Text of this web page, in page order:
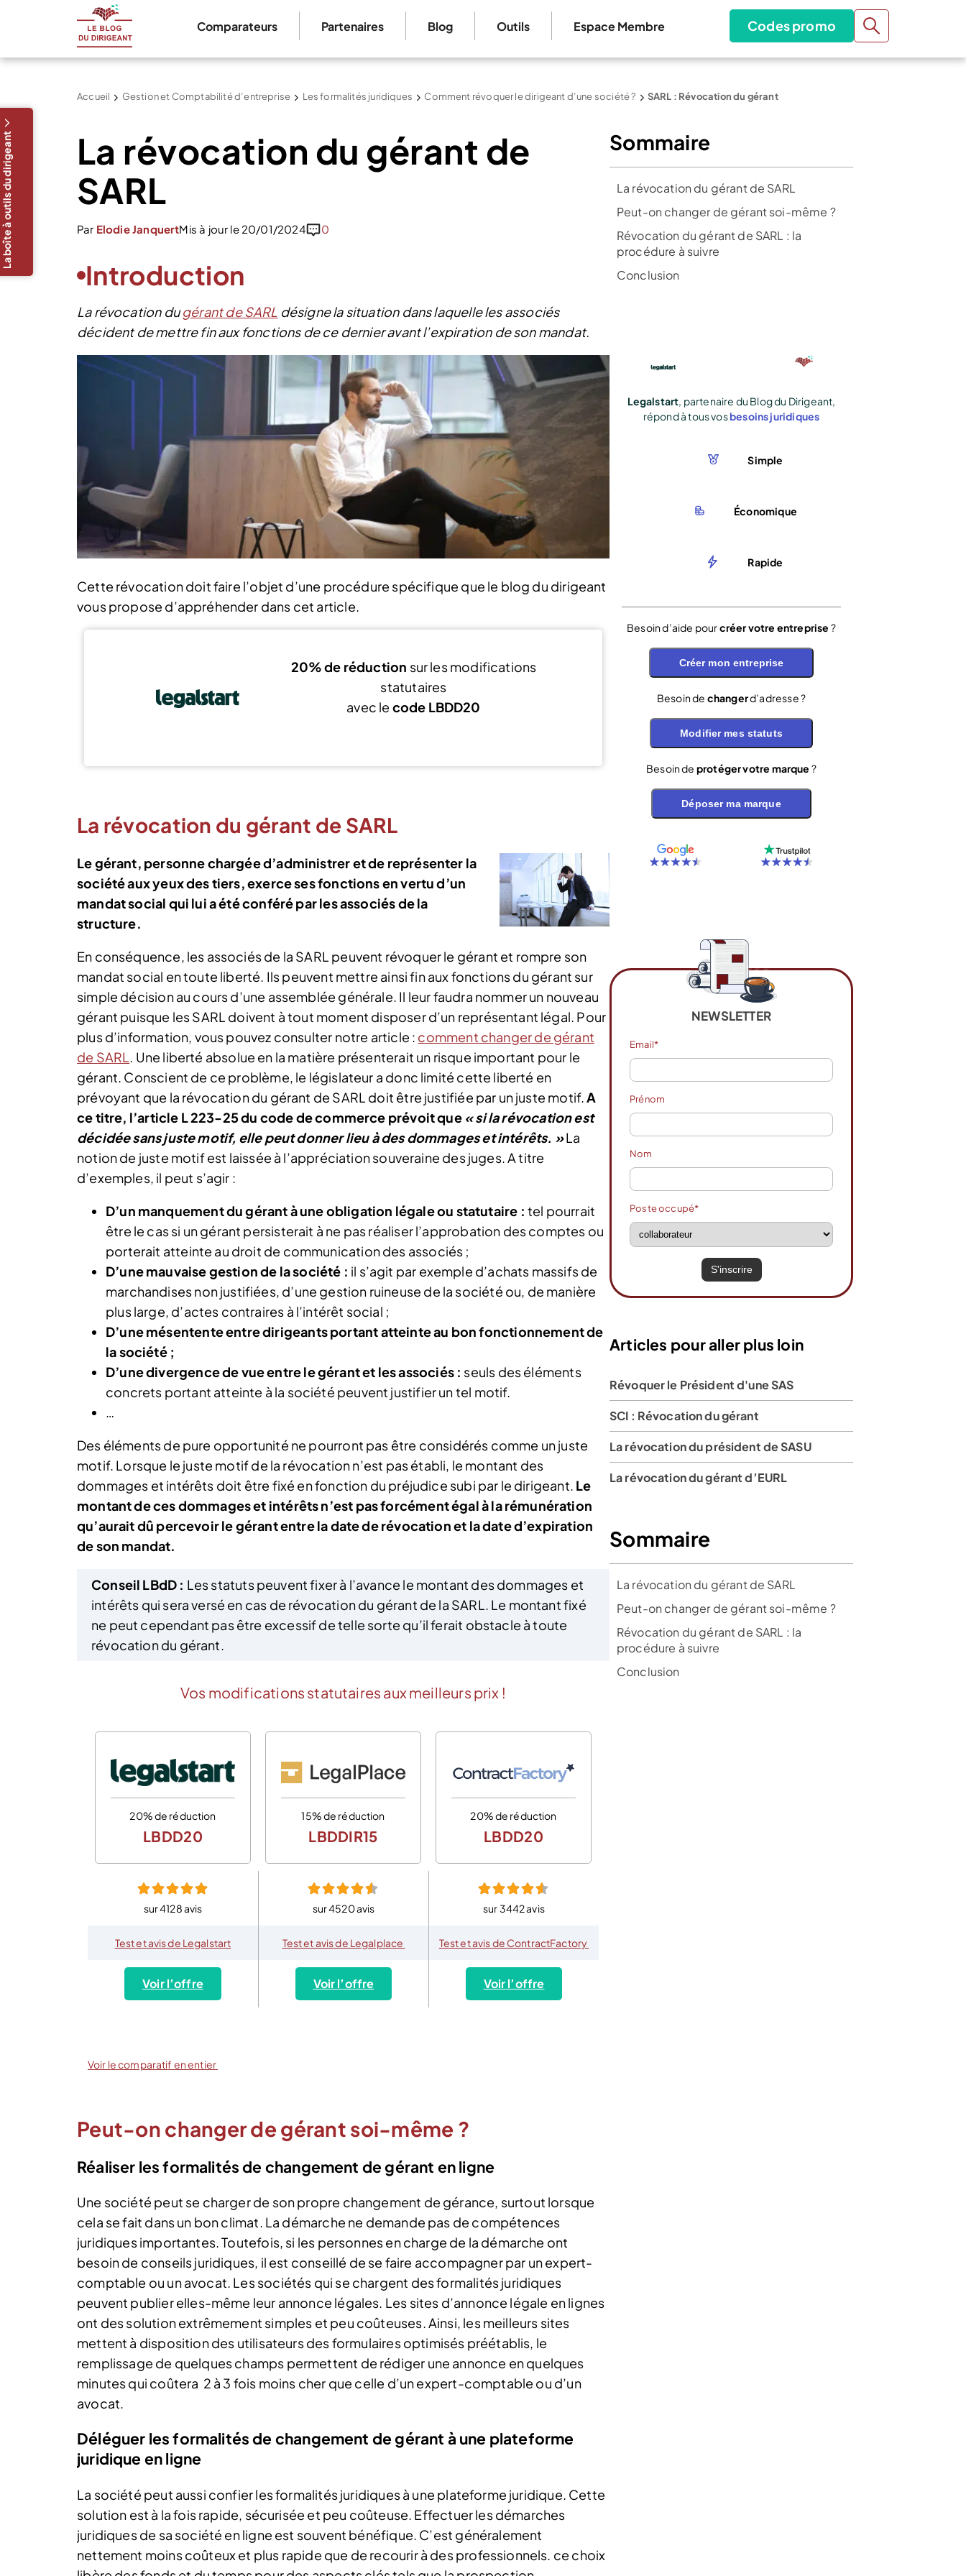
Comparateurs Partenaires Blog Outils Espace Membre Codes promo
Accueil Gestion et Comptabilité d’entreprise Les formalités juridiques Comment révoquer le dirigeant d’une société ? SARL : Révocation du gérant
La révocation du gérant de
SARL
Par Elodie JanquertMis à jour le 20/01/2024 0
Introduction
La révocation dugérant de SARL désigne la situation dans laquelle les associés
décident de mettre fin aux fonctions de ce dernier avant l’expiration de son mandat.
La boîte à outils du dirigeant
Cette révocation doit faire l’objet d’une procédure spécifique que le blog du dirigeant
vous propose d’appréhender dans cet article.
20% de réduction sur les modifications
statutaires
avec le code LBDD20
La révocation du gérant de SARL
Le gérant, personne chargée d’administrer et de représenter la
société aux yeux des tiers, exerce ses fonctions en vertu d’un
mandat social qui lui a été conféré par les associés de la
structure.
En conséquence, les associés de la SARL peuvent révoquer le gérant et rompre son
mandat social en toute liberté. Ils peuvent mettre ainsi fin aux fonctions du gérant sur
simple décision au cours d’une assemblée générale. Il leur faudra nommer un nouveau
gérant puisque les SARL doivent à tout moment disposer d’un représentant légal. Pour
plus d’information, vous pouvez consulter notre article : comment changer de gérant
de SARL. Une liberté absolue en la matière présenterait un risque important pour le
gérant. Conscient de ce problème, le législateur a donc limité cette liberté en
prévoyant que la révocation du gérant de SARL doit être justifiée par un juste motif.A
ce titre, l’article L 223-25 du code de commerce prévoit que « si la révocation est
décidée sans juste motif, elle peut donner lieu à des dommages et intérêts. »La
notion de juste motif est laissée à l’appréciation souveraine des juges. A titre
d’exemples, il peut s’agir :
D’un manquement du gérant à une obligation légale ou statutaire : tel pourrait
être le cas si un gérant persisterait à ne pas réaliser l’approbation des comptes ou
porterait atteinte au droit de communication des associés ;
D’une mauvaise gestion de la société : il s’agit par exemple d’achats massifs de
marchandises non justifiées, d’une gestion ruineuse de la société ou, de manière
plus large, d’actes contraires à l’intérêt social ;
D’une mésentente entre dirigeants portant atteinte au bon fonctionnement de
la société ;
D’une divergence de vue entre le gérant et les associés : seuls des éléments
concrets portant atteinte à la société peuvent justifier un tel motif.
…
Des éléments de pure opportunité ne pourront pas être considérés comme un juste
motif. Lorsque le juste motif de la révocation n’est pas établi, le montant des
dommages et intérêts doit être fixé en fonction du préjudice subi par le dirigeant. Le
montant de ces dommages et intérêts n’est pas forcément égal à la rémunération
qu’aurait dû percevoir le gérant entre la date de révocation et la date d’expiration
de son mandat.
Conseil LBdD : Les statuts peuvent fixer à l’avance le montant des dommages et
intérêts qui sera versé en cas de révocation du gérant de la SARL. Le montant fixé
ne peut cependant pas être excessif de telle sorte qu’il ferait obstacle à toute
révocation du gérant.
Vos modifications statutaires aux meilleurs prix !
20% de réduction
LBDD20
sur 4128 avis
Test et avis de Legalstart
Voir l’offre
15% de réduction
LBDDIR15
sur 4520 avis
Test et avis de Legalplace
Voir l’offre
20% de réduction
LBDD20
sur 3442 avis
Test et avis de ContractFactory
Voir l’offre
Voir le comparatif en entier
Peut-on changer de gérant soi-même ?
Réaliser les formalités de changement de gérant en ligne
Une société peut se charger de son propre changement de gérance, surtout lorsque
cela se fait dans un bon climat. La démarche ne demande pas de compétences
juridiques importantes. Toutefois, si les personnes en charge de la démarche ont
besoin de conseils juridiques, il est conseillé de se faire accompagner par un expert-
comptable ou un avocat. Les sociétés qui se chargent des formalités juridiques
peuvent publier elles-même leur annonce légales. Les sites d’annonce légale en lignes
ont des solution extrêmement simples et peu coûteuses. Ainsi, les meilleurs sites
mettent à disposition des utilisateurs des formulaires optimisés préétablis, le
remplissage de quelques champs permettent de rédiger une annonce en quelques
minutes qui coûtera 2 à 3 fois moins cher que celle d’un expert-comptable ou d’un
avocat.
Déléguer les formalités de changement de gérant à une plateforme
juridique en ligne
La société peut aussi confier les formalités juridiques à une plateforme juridique. Cette
solution est à la fois rapide, sécurisée et peu coûteuse. Effectuer les démarches
juridiques de sa société en ligne est souvent bénéfique. C’est généralement
nettement moins coûteux et plus rapide que de recourir à des professionnels. ce choix
Sommaire
La révocation du gérant de SARL
Peut-on changer de gérant soi-même ?
Révocation du gérant de SARL : la
procédure à suivre
Conclusion
Legalstart, partenaire du Blog du Dirigeant,
répond à tous vosbesoins juridiques
Simple
Économique
Rapide
Besoin d’aide pourcréer votre entreprise ?
Créer mon entreprise
Besoin de changerd’adresse ?
Modifier mes statuts
Besoin de protéger votre marque ?
Déposer ma marque
NEWSLETTER
Email*
Prénom
Nom
Poste occupé*
Articles pour aller plus loin
Révoquer le Président d'une SAS
SCI : Révocation du gérant
La révocation du président de SASU
La révocation du gérant d’EURL
Sommaire
La révocation du gérant de SARL
Peut-on changer de gérant soi-même ?
Révocation du gérant de SARL : la
procédure à suivre
Conclusion